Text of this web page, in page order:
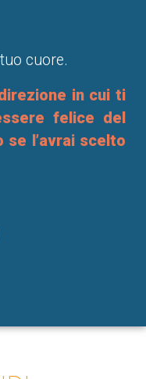
cuore.
in cui ti
felice del
se l’avrai scelto